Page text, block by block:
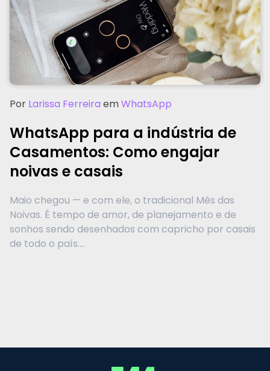
Por Larissa Ferreira emWhatsApp
WhatsApp para a indústria de
Casamentos: Como engajar
noivas e casais
Maio chegou — e com ele, o tradicional Mês das
Noivas. É tempo de amor, de planejamento e de
sonhos sendo desenhados com capricho por casais
de todo o país....